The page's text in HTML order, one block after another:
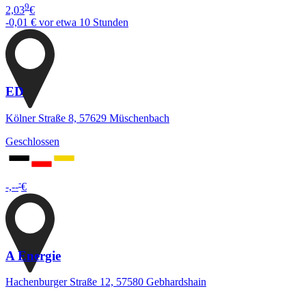
2,039€
-0,01 € vor etwa 10 Stunden
ED
Kölner Straße 8, 57629 Müschenbach
Geschlossen
-,---€
A Energie
Hachenburger Straße 12, 57580 Gebhardshain